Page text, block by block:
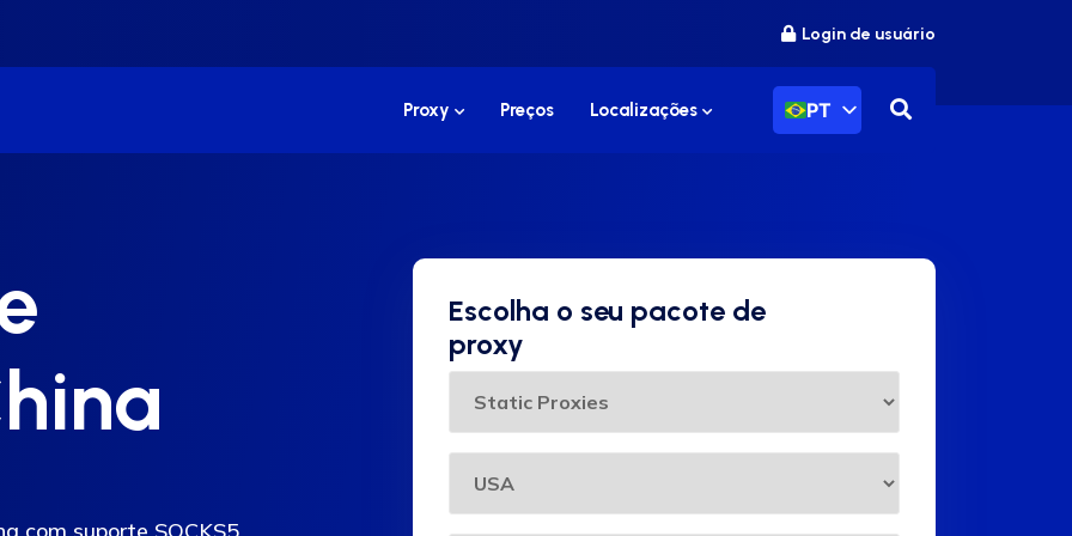
Login de usuário
Proxy Preços Localizações PT
com suporte SOCKS5
Escolha o seu pacote de
proxy